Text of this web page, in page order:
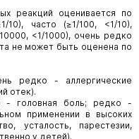
реакций оценивается по
часто (≥1/100, <1/10),
<1/1000), очень редко
не может быть оценена по
редко - аллергические
отек).
- головная боль; редко -
применении в высоких
усталость, парестезии,
у детей).